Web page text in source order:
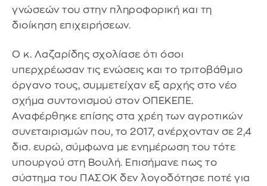
γνώσεών του στην πληροφορική και τη
διοίκηση επιχειρήσεων.
Ο κ. Λαζαρίδης σχολίασε ότι όσοι
υπερχρέωσαν τις ενώσεις και το τριτοβάθμιο
όργανο τους, συμμετείχαν εξ αρχής στο νέο
σχήμα συντονισμού στον ΟΠΕΚΕΠΕ.
Αναφέρθηκε επίσης στα χρέη των αγροτικών
συνεταιρισμών που, το 2017, ανέρχονταν σε 2,4
δισ. ευρώ, σύμφωνα με ενημέρωση του τότε
υπουργού στη Βουλή. Επισήμανε πως το
σύστημα του ΠΑΣΟΚ δεν λογοδότησε ποτέ για